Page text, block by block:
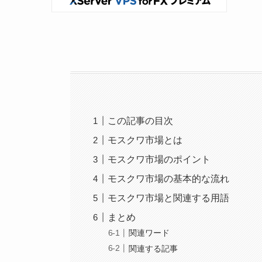
この記事の目次
モスクワ市場とは
モスクワ市場のポイント
モスクワ市場の基本的な流れ
モスクワ市場と関連する用語
まとめ
関連ワード
関連する記事